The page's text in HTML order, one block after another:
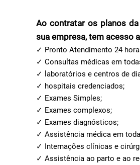
Ao contratar os planos da
sua empresa, tem acesso
✓ Pronto Atendimento 24
✓ Consultas médicas em
✓ laboratórios e centros de
✓ hospitais credenciados;
✓ Exames Simples;
✓ Exames complexos;
✓ Exames diagnósticos;
✓ Assistência médica em
✓ Internações clínicas e
✓ Assistência ao parto e ao